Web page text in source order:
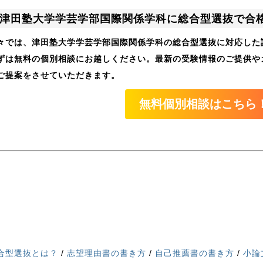
津田塾大学学芸学部国際関係学科に総合型選抜で合
では、津田塾大学学芸学部国際関係学科の総合型選抜に対応した
は無料の個別相談にお越しください。最新の受験情報のご提供
提案をさせていただきます。
無料個別相談はこちら！
型選抜とは？ / 志望理由書の書き方 / 自己推薦書の書き方 / 小論